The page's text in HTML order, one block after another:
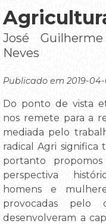
José
Neves
Publicado em 2019-04-
Do ponto de vista
nos remete para a
mediada pelo
radical Agri
portanto
perspectiva
homens e
provocadas pelo
desenvolveram a